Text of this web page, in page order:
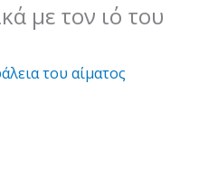
με τον ιό του
του αίματος